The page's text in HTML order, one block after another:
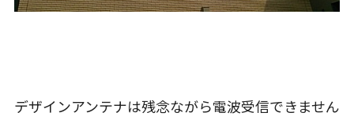
デザインアンテナは残念ながら電波受信できません